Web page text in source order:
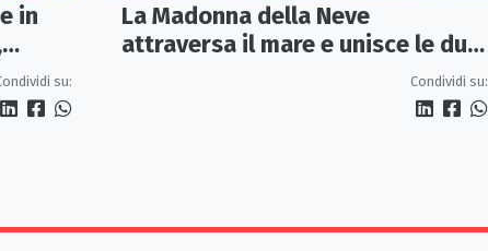
in
il su:
La Madonna della Neve
attraversa il mare e unisce le due
Condividi su: